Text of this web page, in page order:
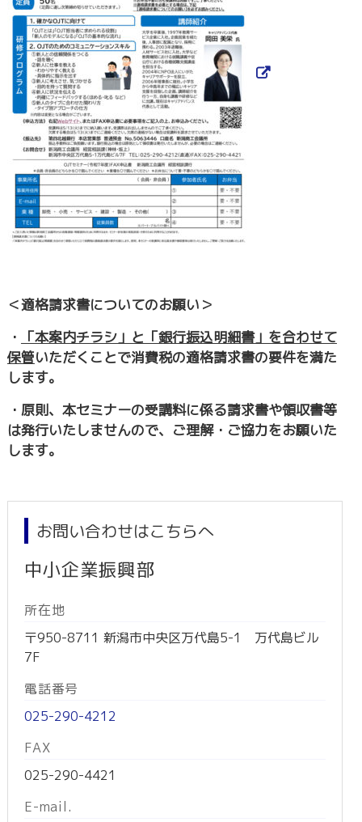
＜適格請求書についてのお願い＞
・
「本案内チラシ」と「銀行振込明細書」を合わせて
保管いただくことで消費税の適格請求書の要件を満た
します。
・原則、本セミナーの受講料に係る請求書や領収書等
は発行いたしませんので、ご理解・ご協力をお願いた
します。
お問い合わせはこちらへ
中小企業振興部
所在地
〒950-8711 新潟市中央区万代島5-1 万代島ビル
7F
電話番号
025-290-4212
FAX
025-290-4421
E-mail.